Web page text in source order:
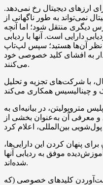
ارزهای دیجیتال رخ نمی‌دهد.
نمی‌تواند به طور ناگهانی از
دیگری منتقل شود؛ اما آنچه
دارایی است. آنها با ردیابی
آن‌ها هستید؛ سپس لپ‌تاپ
به افشای کلید خصوصی خود
می‌کنند.
با شرکت‌های تجزیه و تحلیل
متروپولیتن، در بیانیه‌ای به
و معرفی آن به‌عنوان بخشی از
پنهان کردن این دارایی‌ها،
موفق به ردیابی آنها
شده‌اند.
کلیدهای خصوصی (که